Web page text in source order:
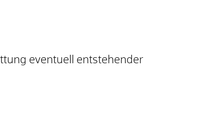
eventuell entstehender